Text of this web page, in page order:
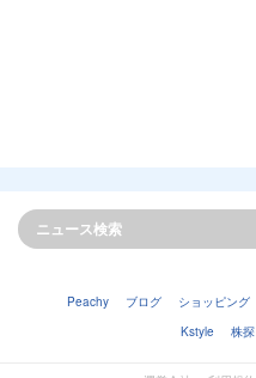
Peachy ブログ ショッピング
Kstyle
株探